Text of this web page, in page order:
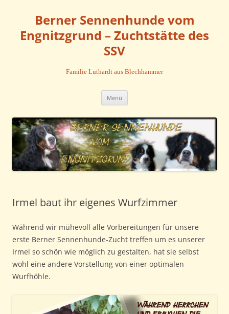
springenBerner Sennenhunde vom
Engnitzgrund – Zuchtstätte des
SSV
Familie Luthardt aus Blechhammer
Menü
Irmel baut ihr eigenes Wurfzimmer
Während wir mühevoll alle Vorbereitungen für unsere
erste Berner Sennenhunde-Zucht treffen um es unserer
Irmel so schön wie möglich zu gestalten, hat sie selbst
wohl eine andere Vorstellung von einer optimalen
Wurfhöhle.